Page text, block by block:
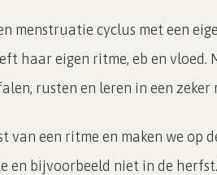
menstruatie cyclus met een
haar eigen ritme, eb en vloed.
rusten en leren in een zeker
van een ritme en maken we op
en bijvoorbeeld niet in de